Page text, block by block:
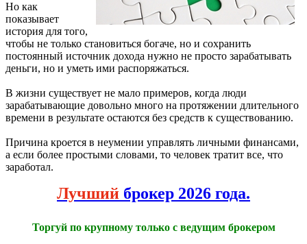
Но как
показывает
история для того,
чтобы не только становиться богаче, но и сохранить
постоянный источник дохода нужно не просто зарабатывать
деньги, но и уметь ими распоряжаться.
В жизни существует не мало примеров, когда люди
зарабатывающие довольно много на протяжении длительного
времени в результате остаются без средств к существованию.
Причина кроется в неумении управлять личными финансами,
а если более простыми словами, то человек тратит все, что
заработал.
Лучший брокер 2026 года.
Торгуй по крупному только с ведущим брокером